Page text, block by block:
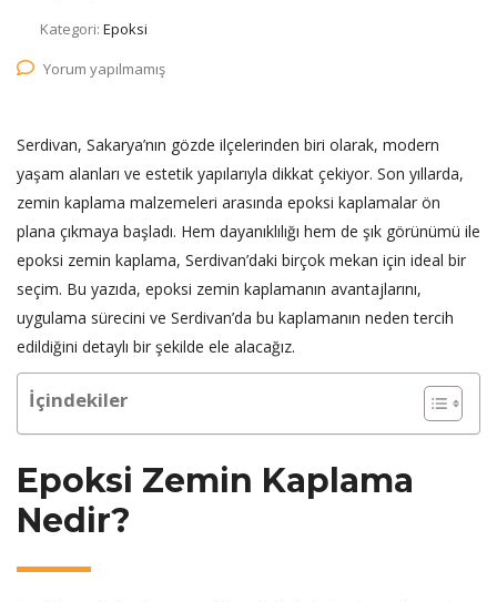
Kategori: Epoksi
Yorum yapılmamış
Serdivan, Sakarya’nın gözde ilçelerinden biri olarak, modern
yaşam alanları ve estetik yapılarıyla dikkat çekiyor. Son yıllarda,
zemin kaplama malzemeleri arasında epoksi kaplamalar ön
plana çıkmaya başladı. Hem dayanıklılığı hem de şık görünümü ile
epoksi zemin kaplama, Serdivan’daki birçok mekan için ideal bir
seçim. Bu yazıda, epoksi zemin kaplamanın avantajlarını,
uygulama sürecini ve Serdivan’da bu kaplamanın neden tercih
edildiğini detaylı bir şekilde ele alacağız.
İçindekiler
Epoksi Zemin Kaplama
Nedir?